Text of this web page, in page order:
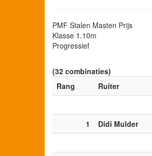
PMF Stalen Masten Prijs
Klasse 1.10m
Progressief
(32 combinaties)
Rang
Ruiter
1
Didi Mulder